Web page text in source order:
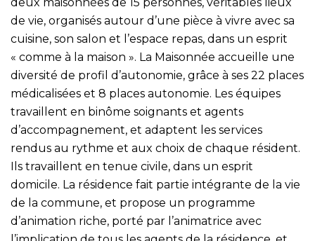
de vie, organisés autour d’une pièce à vivre avec sa
cuisine, son salon et l’espace repas, dans un esprit
« comme à la maison ». La Maisonnée accueille une
diversité de profil d’autonomie, grâce à ses 22 places
médicalisées et 8 places autonomie. Les équipes
travaillent en binôme soignants et agents
d’accompagnement, et adaptent les services
rendus au rythme et aux choix de chaque résident.
Ils travaillent en tenue civile, dans un esprit
domicile. La résidence fait partie intégrante de la vie
de la commune, et propose un programme
d’animation riche, porté par l’animatrice avec